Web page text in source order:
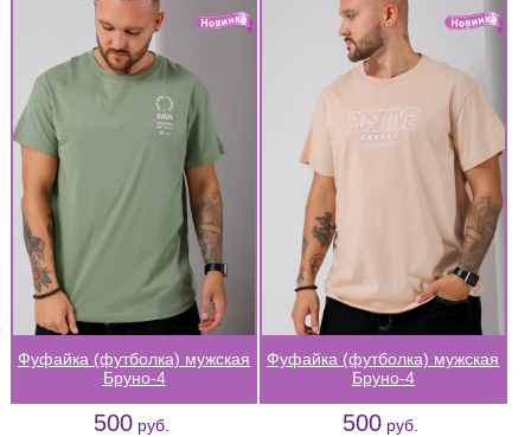
Фуфайка (футболка) мужская
Бруно-4
500 руб.
Фуфайка (футболка) мужская
Бруно-4
500 руб.